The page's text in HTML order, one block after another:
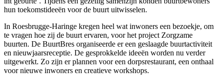
hun toekomstideeën voor de buurt uitwisselen.
In Roesbrugge-Haringe kregen heel wat inwoners een bezoekje, om
te vragen hoe zij de buurt ervaren, voor het project Zorgzame
buurten. De BuurtBres organiseerde er een geslaagde buurtactiviteit
en nieuwjaarsreceptie. De gesprokkelde ideeën worden nu verder
uitgewerkt. Zo zijn er plannen voor een dorpsrestaurant, een onthaal
voor nieuwe inwoners en creatieve workshops.